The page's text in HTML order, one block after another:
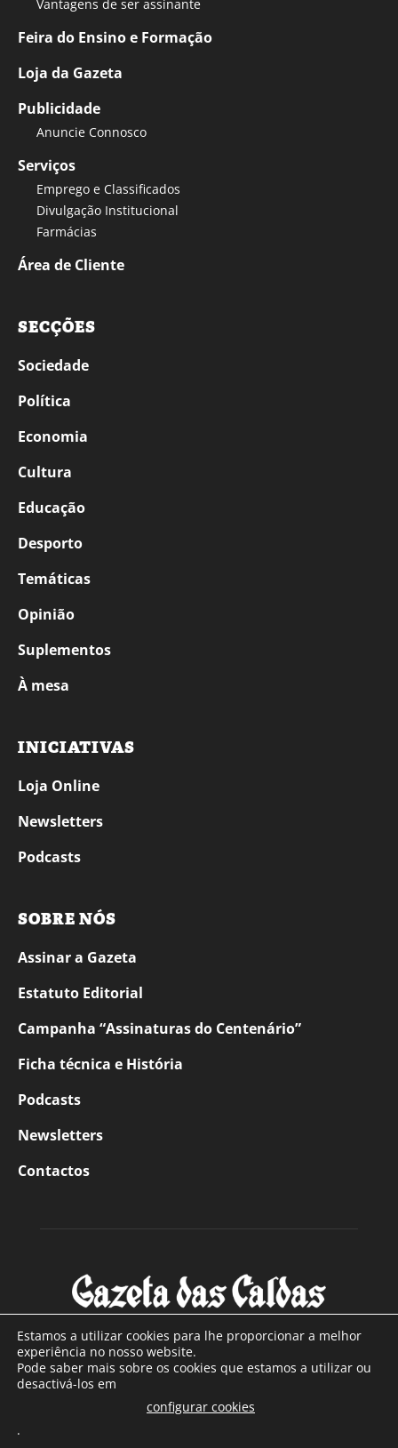
Vantagens de ser assinante
Feira do Ensino e Formação
Loja da Gazeta
Publicidade
Anuncie Connosco
Serviços
Emprego e Classificados
Divulgação Institucional
Farmácias
Área de Cliente
SECÇÕES
Sociedade
Política
Economia
Cultura
Educação
Desporto
Temáticas
Opinião
Suplementos
À mesa
INICIATIVAS
Loja Online
Newsletters
Podcasts
SOBRE NÓS
Assinar a Gazeta
Estatuto Editorial
Campanha “Assinaturas do Centenário”
Ficha técnica e História
Podcasts
Newsletters
Contactos
SOBRE NÓS
Com sede nas Caldas da Rainha e mais de 90 anos de
Estamos a utilizar cookies para lhe proporcionar a melhor
experiência no nosso website.
Pode saber mais sobre os cookies que estamos a utilizar ou
desactivá-los em
configurar cookies
.